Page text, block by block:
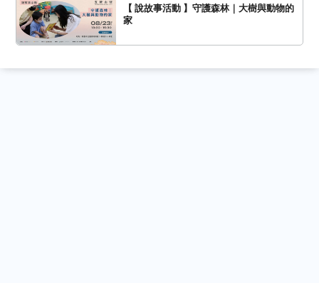
【 說故事活動 】守護森林｜大樹與動物的
家